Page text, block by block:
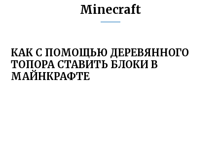
Minecraft
КАК С ПОМОЩЬЮ ДЕРЕВЯННОГО
ТОПОРА СТАВИТЬ БЛОКИ В
МАЙНКРАФТЕ